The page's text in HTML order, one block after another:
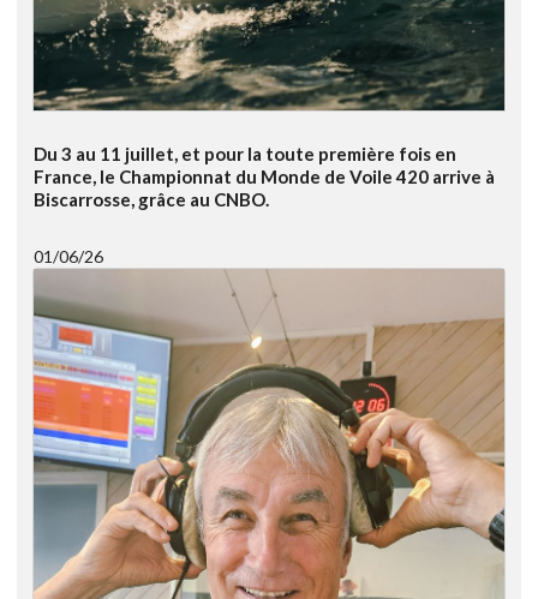
Du 3 au 11 juillet, et pour la toute première fois en
France, le Championnat du Monde de Voile 420 arrive à
Biscarrosse, grâce au CNBO.
01/06/26